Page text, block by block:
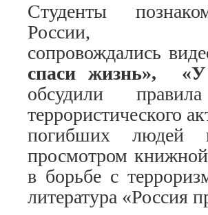
Студенты
сопровождались
спаси жизнь», «У
обсудили
террористического
погибших людей
просмотром
в борьбе с
литература «Россия